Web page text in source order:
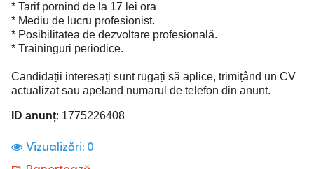
* Tarif pornind de la 17 lei ora
* Mediu de lucru profesionist.
* Posibilitatea de dezvoltare profesională.
* Traininguri periodice.
Candidații interesați sunt rugați să aplice, trimițând un CV
actualizat sau apeland numarul de telefon din anunt.
ID anunț: 1775226408
Vizualizări: 0